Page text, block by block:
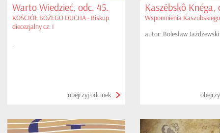
Warto Wiedzieć, odc. 45.
KOŚCIÓŁ BOŻEGO DUCHA - Biskup
diecezjalny cz. I
.
obejrzyj odcinek
Kaszëbskô Knéga,
Wspomnienia
autor: Bolesław Jażdżewski